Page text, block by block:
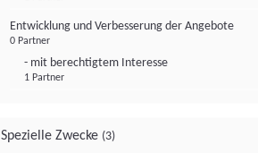
Entwicklung und Verbesserung der Angebote
0 Partner
- mit berechtigtem Interesse
1 Partner
Spezielle Zwecke (3)